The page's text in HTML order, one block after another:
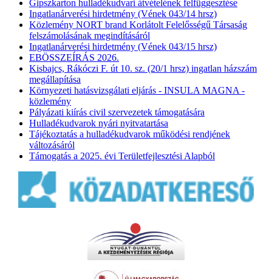
Gipszkarton hulladékudvari átvételének felfüggesztése
Ingatlanárverési hirdetmény (Vének 043/14 hrsz)
Közlemény NORT brand Korlátolt Felelősségű Társaság
felszámolásának megindításáról
Ingatlanárverési hirdetmény (Vének 043/15 hrsz)
EBÖSSZEÍRÁS 2026.
Kisbajcs, Rákóczi F. út 10. sz. (20/1 hrsz) ingatlan házszám
megállapítása
Környezeti hatásvizsgálati eljárás - INSULA MAGNA -
közlemény
Pályázati kiírás civil szervezetek támogatására
Hulladékudvarok nyári nyitvatartása
Tájékoztatás a hulladékudvarok működési rendjének
változásáról
Támogatás a 2025. évi Területfejlesztési Alapból